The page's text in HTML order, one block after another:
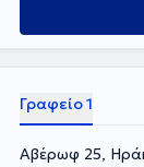
Γραφείο 1
Αβέρωφ 25,